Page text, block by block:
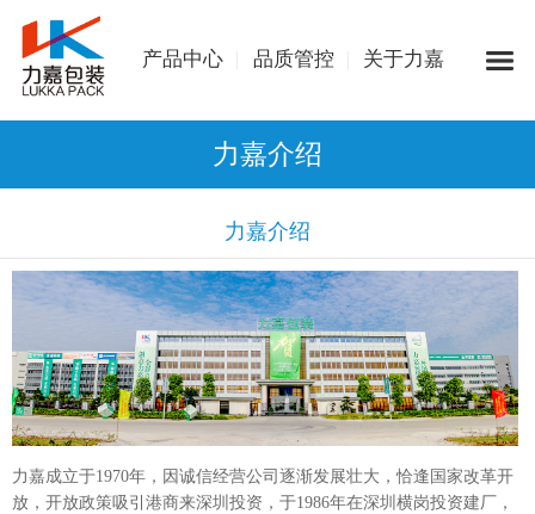
产品中心 品质管控 关于力嘉
力嘉介绍
力嘉介绍
力嘉成立于1970年，因诚信经营公司逐渐发展壮大，恰逢国家改革开
放，开放政策吸引港商来深圳投资，于1986年在深圳横岗投资建厂，